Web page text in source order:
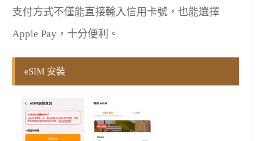
支付方式不僅能直接輸入信用卡號，也能選擇
Apple Pay，十分便利。
eSIM 安裝